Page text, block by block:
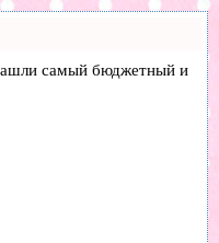
самый бюджетный и